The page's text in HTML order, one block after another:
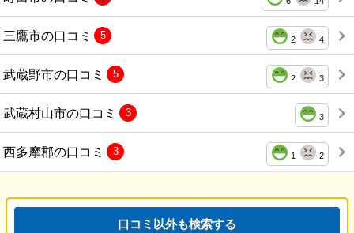
三鷹市の口コミ 2 4
5
武蔵野市の口コミ 2 3
5
武蔵村山市の口コミ 3
3
西多摩郡の口コミ 1 2
3
口コミ以外も検索する